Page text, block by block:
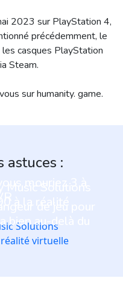
2023 sur PlayStation 4,
précédemment, le
casques PlayStation
Steam.
sur humanity. game.
astuces :
au-delà du